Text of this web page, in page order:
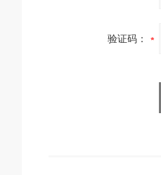
验证码：